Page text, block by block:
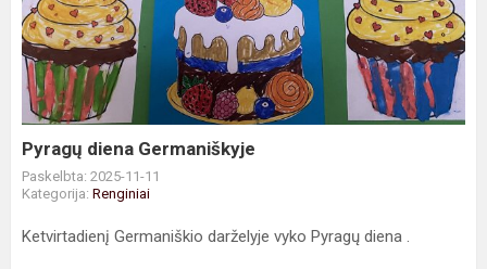
Germaniškyje
Pyragų diena Germaniškyje
Paskelbta: 2025-11-11
Kategorija: Renginiai
Ketvirtadienį Germaniškio darželyje vyko Pyragų diena .